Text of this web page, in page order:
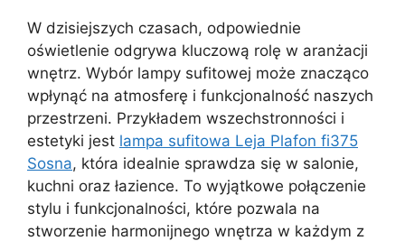
W dzisiejszych czasach, odpowiednie
oświetlenie odgrywa kluczową rolę w aranżacji
wnętrz. Wybór lampy sufitowej może znacząco
wpłynąć na atmosferę i funkcjonalność naszych
przestrzeni. Przykładem wszechstronności i
estetyki jest lampa sufitowa Leja Plafon fi375
Sosna, która idealnie sprawdza się w salonie,
kuchni oraz łazience. To wyjątkowe połączenie
stylu i funkcjonalności, które pozwala na
stworzenie harmonijnego wnętrza w każdym z